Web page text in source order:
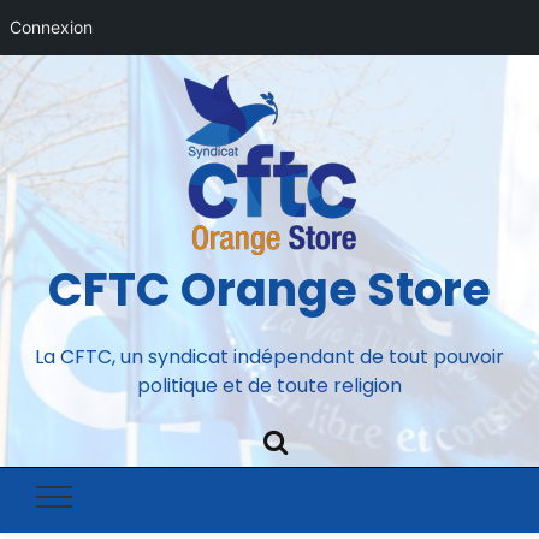
Connexion
CFTC Orange Store
La CFTC, un syndicat indépendant de tout pouvoir
politique et de toute religion